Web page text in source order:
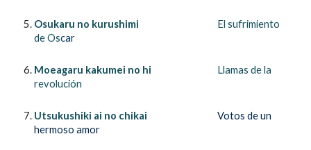
Osukaru no kurushimi
El sufrimiento
de Oscar
Moeagaru kakumei no hi
Llamas de la
revolución
Utsukushiki ai no chikai
Votos de un
hermoso amor